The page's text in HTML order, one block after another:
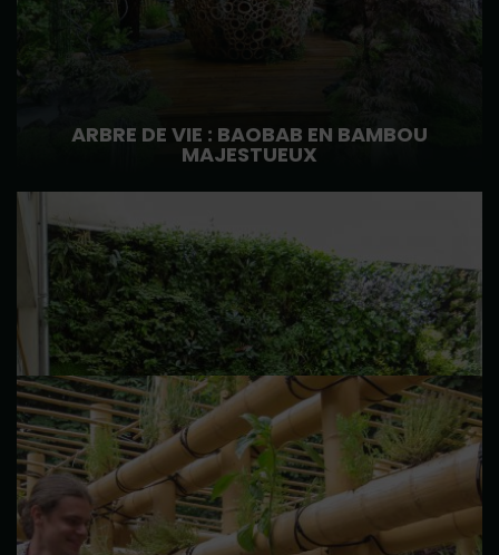
ARBRE DE VIE : BAOBAB EN BAMBOU
MAJESTUEUX